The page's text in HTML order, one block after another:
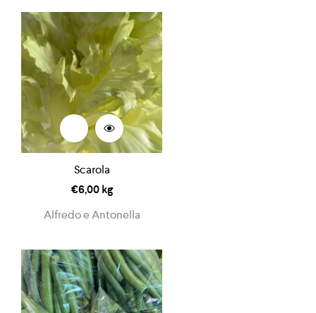
Scarola
€6,00kg
Alfredo e Antonella